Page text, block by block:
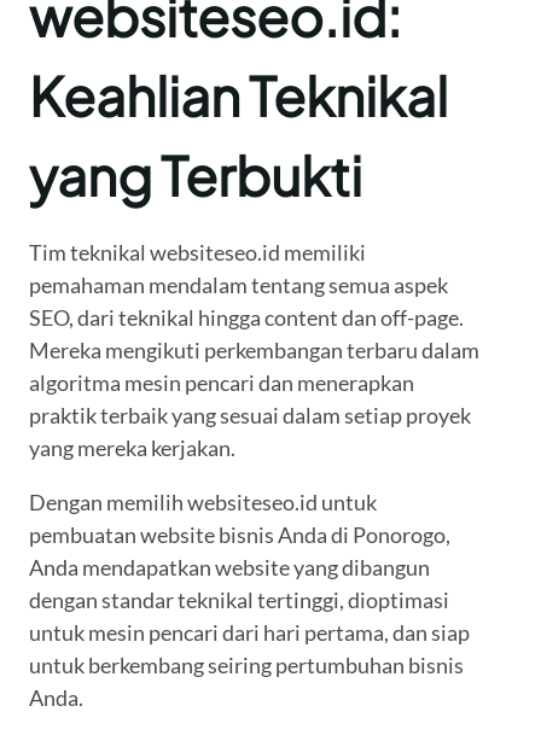
websiteseo.id:
Keahlian Teknikal
yang Terbukti
Tim teknikal websiteseo.id memiliki
pemahaman mendalam tentang semua aspek
SEO, dari teknikal hingga content dan off-page.
Mereka mengikuti perkembangan terbaru dalam
algoritma mesin pencari dan menerapkan
praktik terbaik yang sesuai dalam setiap proyek
yang mereka kerjakan.
Dengan memilih websiteseo.id untuk
pembuatan website bisnis Anda di Ponorogo,
Anda mendapatkan website yang dibangun
dengan standar teknikal tertinggi, dioptimasi
untuk mesin pencari dari hari pertama, dan siap
untuk berkembang seiring pertumbuhan bisnis
Anda.